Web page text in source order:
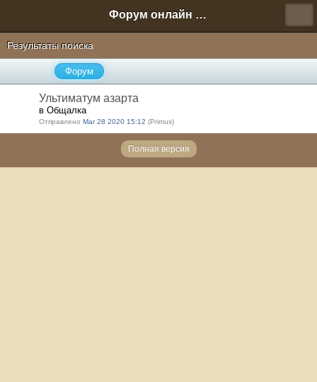
Форум онлайн игры "Новая Эра" (Нюра Биз)
Результаты поиска
Форум
Ультиматум азарта
в Общалка
Отправлено Mar 28 2020 15:12 (Primus)
Полная версия